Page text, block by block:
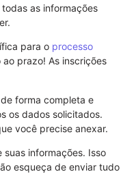
as informações
para o processo
prazo! As inscrições
forma completa e
os dados solicitados.
você precise anexar.
informações. Isso
esqueça de enviar tudo